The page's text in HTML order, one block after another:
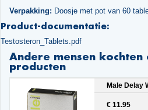
Verpakking: Doosje met pot van 60
Product-documentatie:
Testosteron_Tablets.pdf
Andere mensen kochten
producten
Male Delay
€ 11.95